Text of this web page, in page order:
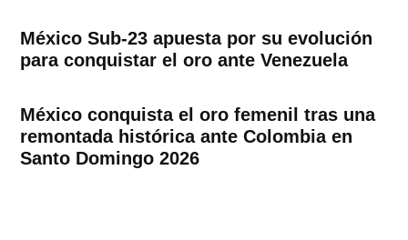
México Sub-23 apuesta por su evolución
para conquistar el oro ante Venezuela
México conquista el oro femenil tras una
remontada histórica ante Colombia en
Santo Domingo 2026